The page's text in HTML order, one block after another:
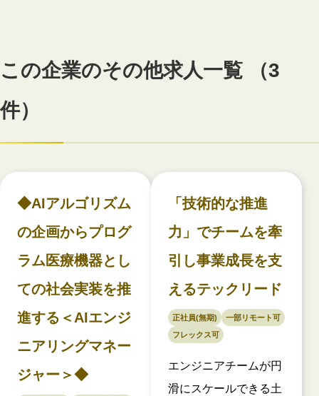
この企業のその他求人一覧 （3
件）
◆AIアルゴリズム
の企画からプログ
ラム医療機器とし
ての社会実装を推
進する＜AIエンジ
ニアリングマネー
ジャー＞◆
「技術的な推進
力」でチームを牽
引し事業成長を支
えるテックリード
正社員(無期)
一部リモート可
フレックス可
エンジニアチームが円
滑にスケールできる土